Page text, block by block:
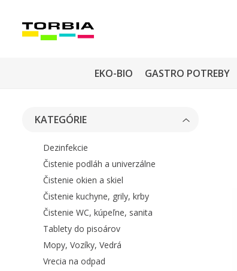
EKO-BIO GASTRO POTREBY
KATEGÓRIE
Dezinfekcie
Čistenie podláh a univerzálne
Čistenie okien a skiel
Čistenie kuchyne, grily, krby
Čistenie WC, kúpeľne, sanita
Tablety do pisoárov
Mopy, Vozíky, Vedrá
Vrecia na odpad